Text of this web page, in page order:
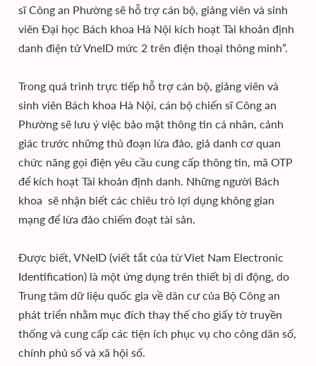
sĩ Công an Phường sẽ hỗ trợ cán bộ, giảng viên và sinh
viên Đại học Bách khoa Hà Nội kích hoạt Tài khoản định
danh điện tử VneID mức 2 trên điện thoại thông minh”.
Trong quá trình trực tiếp hỗ trợ cán bộ, giảng viên và
sinh viên Bách khoa Hà Nội, cán bộ chiến sĩ Công an
Phường sẽ lưu ý việc bảo mật thông tin cá nhân, cảnh
giác trước những thủ đoạn lừa đảo, giả danh cơ quan
chức năng gọi điện yêu cầu cung cấp thông tin, mã OTP
để kích hoạt Tài khoản định danh. Những người Bách
khoa sẽ nhận biết các chiêu trò lợi dụng không gian
mạng để lừa đảo chiếm đoạt tài sản.
Được biết, VNeID (viết tắt của từ Viet Nam Electronic
Identification) là một ứng dụng trên thiết bị di động, do
Trung tâm dữ liệu quốc gia về dân cư của Bộ Công an
phát triển nhằm mục đích thay thế cho giấy tờ truyền
thống và cung cấp các tiện ích phục vụ cho công dân số,
chính phủ số và xã hội số.